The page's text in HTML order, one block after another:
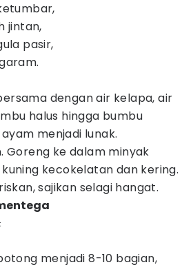
jintan,
pasir,
dengan air kelapa, air
halus hingga bumbu
menjadi lunak.
Goreng ke dalam minyak
kecokelatan dan kering.
sajikan selagi hangat.
menjadi 8-10 bagian,